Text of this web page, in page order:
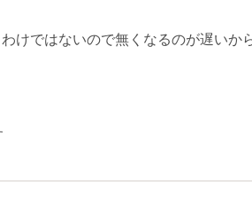
けではないので無くなるのが遅い